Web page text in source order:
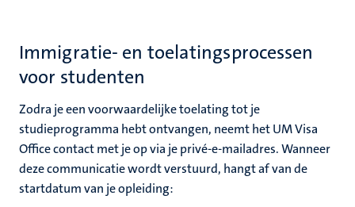
Immigratie- en toelatingsprocessen
voor studenten
Zodra je een voorwaardelijke toelating tot je
studieprogramma hebt ontvangen, neemt het UM Visa
Office contact met je op via je privé-e-mailadres. Wanneer
deze communicatie wordt verstuurd, hangt af van de
startdatum van je opleiding: